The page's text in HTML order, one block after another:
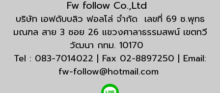
Fw follow Co.,Ltd
บริษัท เอฟดับบลิว ฟอลโล่ จำกัด เลขที่ 69 ซ.พุทธ
มณฑล สาย 3 ซอย 26 แขวงศาลาธรรมสพน์ เขตทวี
วัฒนา กทม. 10170
Tel : 083-7014022 | Fax 02-8897250 | Email:
fw-follow@hotmail.com